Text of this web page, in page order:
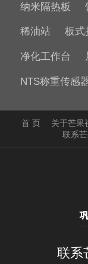
纳米隔热板
稀油站 板式
净化工作台
NTS称重传感
首 页 关于芒果
联系
联系